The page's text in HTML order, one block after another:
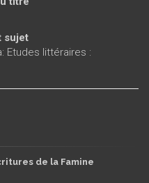
sujet
Etudes littéraires :
de la Famine